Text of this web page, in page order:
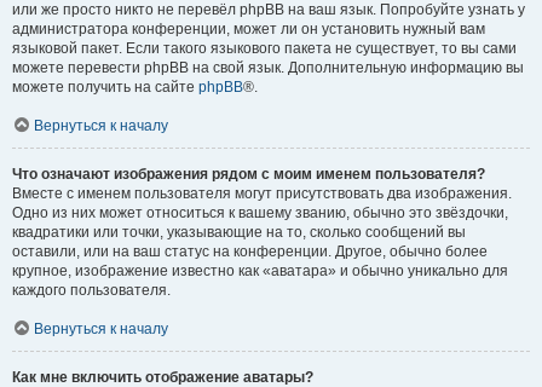
или же просто никто не перевёл phpBB на ваш язык. Попробуйте узнать у
администратора конференции, может ли он установить нужный вам
языковой пакет. Если такого языкового пакета не существует, то вы сами
можете перевести phpBB на свой язык. Дополнительную информацию вы
можете получить на сайте phpBB®.
Вернуться к началу
Что означают изображения рядом с моим именем пользователя?
Вместе с именем пользователя могут присутствовать два изображения.
Одно из них может относиться к вашему званию, обычно это звёздочки,
квадратики или точки, указывающие на то, сколько сообщений вы
оставили, или на ваш статус на конференции. Другое, обычно более
крупное, изображение известно как «аватара» и обычно уникально для
каждого пользователя.
Вернуться к началу
Как мне включить отображение аватары?